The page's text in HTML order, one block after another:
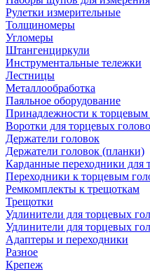
Рулетки измерительные
Толщиномеры
Угломеры
Штангенциркули
Инструментальные тележки
Лестницы
Металлообработка
Паяльное оборудование
Принадлежности к торцевым
Воротки для торцевых
Держатели головок
Держатели головок (планки)
Карданные переходники для
Переходники к торцевым
Ремкомплекты к трещоткам
Трещотки
Удлинители для торцевых
Удлинители для торцевых
Адаптеры и переходники
Разное
Крепеж